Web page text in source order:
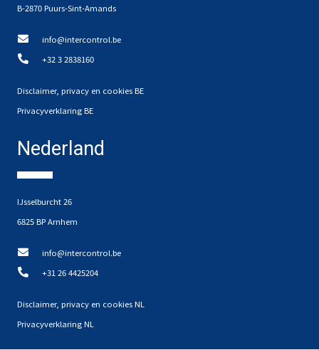
B-2870 Puurs-Sint-Amands
info@intercontrol.be
+32 3 2838160
Disclaimer, privacy en cookies BE
Privacyverklaring BE
Nederland
IJsselburcht 26
6825 BP Arnhem
info@intercontrol.be
+31 26 4425204
Disclaimer, privacy en cookies NL
Privacyverklaring NL